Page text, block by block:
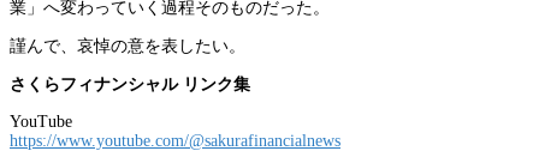
業」へ変わっていく過程そのものだった。
謹んで、哀悼の意を表したい。
さくらフィナンシャル リンク集
YouTube
https://www.youtube.com/@sakurafinancialnews